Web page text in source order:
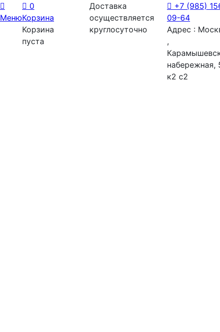
Меню
0
Корзина
Корзина
пуста
Доставка
осуществляется
круглосуточно
+7 (985)
09-64
Адрес :
,
набережная,
к2 с2